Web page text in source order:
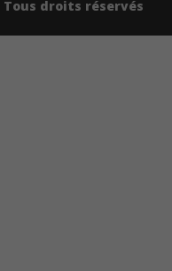
Tous droits réservés